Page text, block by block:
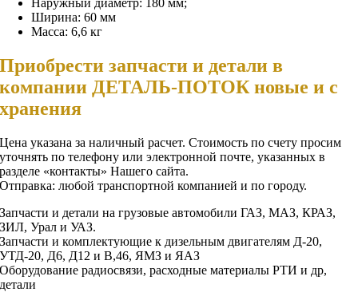
Ширина: 60 мм
Масса: 6,6 кг
Приобрести запчасти и детали в
компании ДЕТАЛЬ-ПОТОК новые и с
хранения
Цена указана за наличный расчет. Стоимость по счету просим
уточнять по телефону или электронной почте, указанных в
разделе «контакты» Нашего сайта.
Отправка: любой транспортной компанией и по городу.
Запчасти и детали на грузовые автомобили ГАЗ, МАЗ, КРАЗ,
ЗИЛ, Урал и УАЗ.
Запчасти и комплектующие к дизельным двигателям Д-20,
УТД-20, Д6, Д12 и В,46, ЯМЗ и ЯАЗ
Оборудование радиосвязи, расходные материалы РТИ и др,
детали